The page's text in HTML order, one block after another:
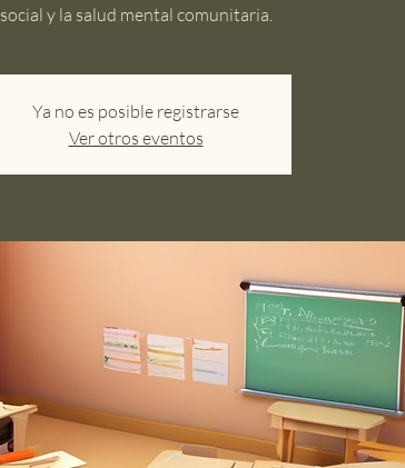
social y la salud mental comunitaria.
Ya no es posible registrarse
Ver otros eventos